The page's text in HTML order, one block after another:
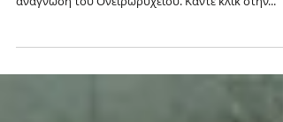
Η Μαρία Μαυρίδου με εξαιρετική οξυδέρκεια
ανάγνωση του Ονειρωρυχείου. Κάντε κλικ στην...